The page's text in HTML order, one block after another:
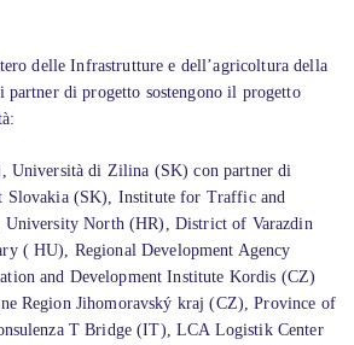
delle Infrastrutture e dell’agricoltura della
partner di progetto sostengono il progetto
Università di Zilina (SK) con partner di
Slovakia (SK), Institute for Traffic and
North (HR), District of Varazdin
( HU), Regional Development Agency
and Development Institute Kordis (CZ)
Region Jihomoravský kraj (CZ), Province of
T Bridge (IT), LCA Logistik Center